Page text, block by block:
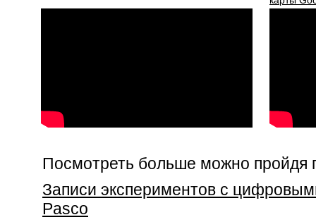
Посмотреть больше можно пройдя
Записи экспериментов с
Pasco